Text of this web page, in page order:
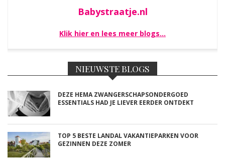
Babystraatje.nl
Klik hier en lees meer blogs…
NIEUWSTE BLOGS
DEZE HEMA ZWANGERSCHAPSONDERGOED
ESSENTIALS HAD JE LIEVER EERDER ONTDEKT
TOP 5 BESTE LANDAL VAKANTIEPARKEN VOOR
GEZINNEN DEZE ZOMER